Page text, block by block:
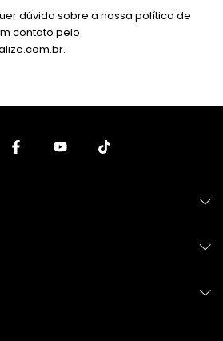
dúvida sobre a nossa política de
contato pelo
.